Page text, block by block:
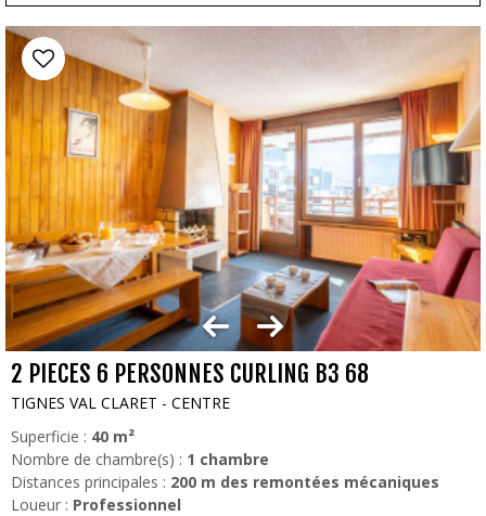
2 PIECES 6 PERSONNES CURLING B3 68
TIGNES VAL CLARET - CENTRE
Superficie : 40 m²
Nombre de chambre(s) : 1 chambre
Distances principales : 200 m des remontées mécaniques
Loueur : Professionnel